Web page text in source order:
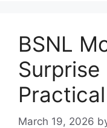
BSNL
March 19, 2026